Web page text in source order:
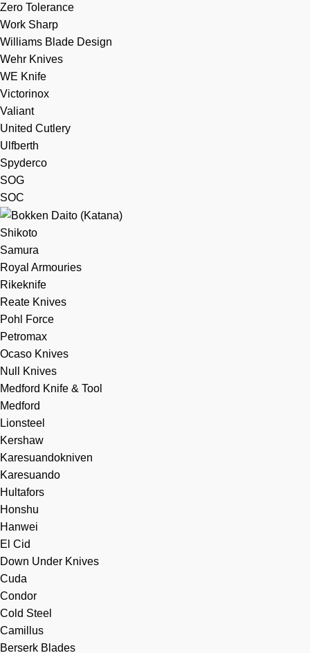
Zero Tolerance
Work Sharp
Williams Blade Design
Wehr Knives
WE Knife
Victorinox
Valiant
United Cutlery
Ulfberth
Spyderco
SOG
SOC
Shikoto
Samura
Royal Armouries
Rikeknife
Reate Knives
Pohl Force
Petromax
Ocaso Knives
Null Knives
Medford Knife & Tool
Medford
Lionsteel
Kershaw
Karesuandokniven
Karesuando
Hultafors
Honshu
Hanwei
El Cid
Down Under Knives
Cuda
Condor
Cold Steel
Camillus
Berserk Blades